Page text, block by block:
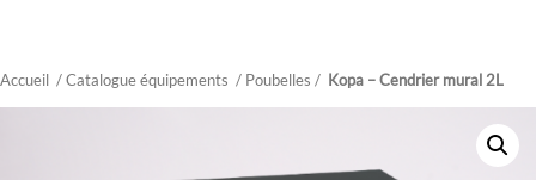
Accueil / Catalogue équipements / Poubelles / Kopa – Cendrier mural 2L